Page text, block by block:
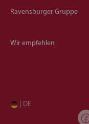
Ravensburger Gruppe
Wir empfehlen
| DE